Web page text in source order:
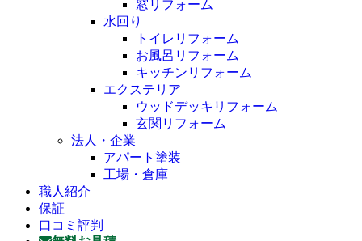
窓リフォーム
水回り
トイレリフォーム
お風呂リフォーム
キッチンリフォーム
エクステリア
ウッドデッキリフォーム
玄関リフォーム
法人・企業
アパート塗装
工場・倉庫
職人紹介
保証
口コミ評判